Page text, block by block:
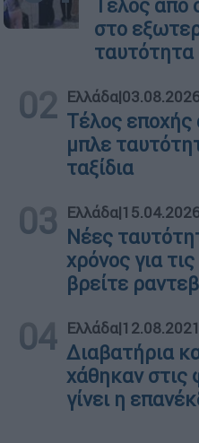
Τέλος από
στο
ταυτότητα
02 Ελλάδα|
Τέλος εποχής
μπλε
ταξίδια
03 Ελλάδα|
Νέες
χρόνος για
βρείτε
04 Ελλάδα|
Διαβατήρια
χάθηκαν
γίνει η